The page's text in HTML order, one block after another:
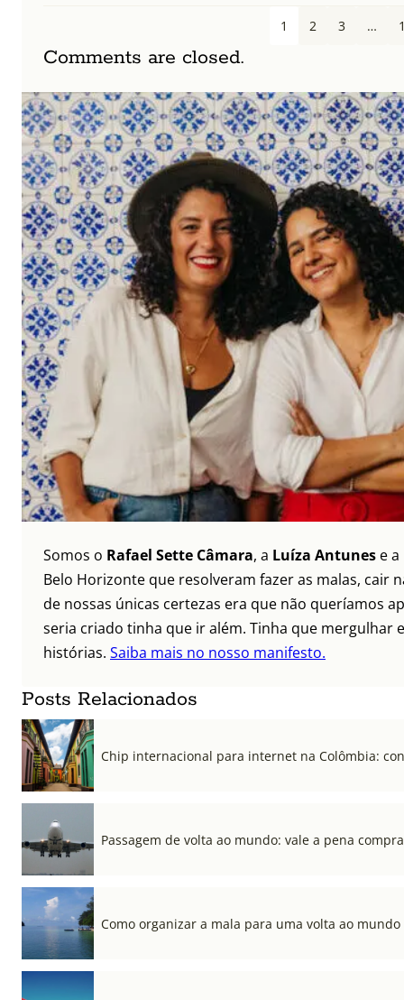
1 2 3 …
Comments are closed.
Somos o Rafael Sette Câmara, a Luíza Antunes e a
Belo Horizonte que resolveram fazer as malas, cair
de nossas únicas certezas era que não queríamos
seria criado tinha que ir além. Tinha que mergulhar
histórias. Saiba mais no nosso manifesto.
Posts Relacionados
Chip internacional para internet na Colômbia:
Passagem de volta ao mundo: vale a pena
Como organizar a mala para uma volta ao mundo